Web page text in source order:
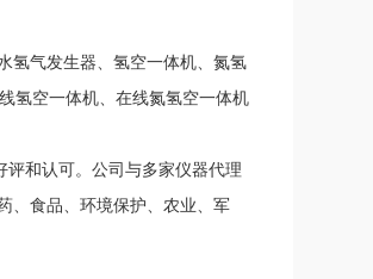
氢气发生器、氢空一体机、氮氢
氢空一体机、在线氮氢空一体机
和认可。公司与多家仪器代理
、食品、环境保护、农业、军